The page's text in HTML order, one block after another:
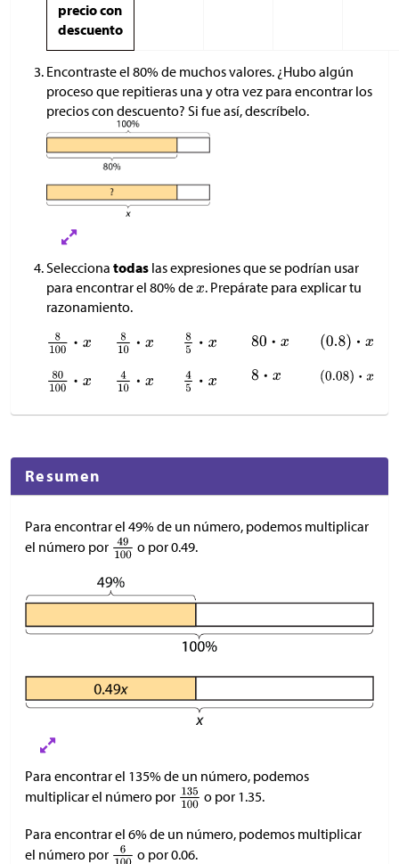
precio con
descuento
Encontraste el 80% de muchos valores. ¿Hubo algún
proceso que repitieras una y otra vez para encontrar los
precios con descuento? Si fue así, descríbelo.
Selecciona todas las expresiones que se podrían usar
para encontrar el 80% de
. Prepárate para explicar tu
razonamiento.
Resumen
Para encontrar el 49% de un número, podemos multiplicar
el número por
o por 0.49.
Para encontrar el 135% de un número, podemos
multiplicar el número por
o por 1.35.
Para encontrar el 6% de un número, podemos multiplicar
el número por
o por 0.06.